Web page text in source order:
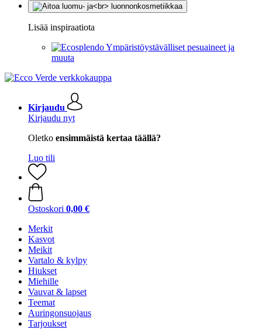
Lisää inspiraatiota
Ympäristöystävälliset pesuaineet ja
muuta
Kirjaudu
Kirjaudu nyt
Oletko ensimmäistä kertaa täällä?
Luo tili
Ostoskori 0,00 €
Merkit
Kasvot
Meikit
Vartalo & kylpy
Hiukset
Miehille
Vauvat & lapset
Teemat
Auringonsuojaus
Tarjoukset